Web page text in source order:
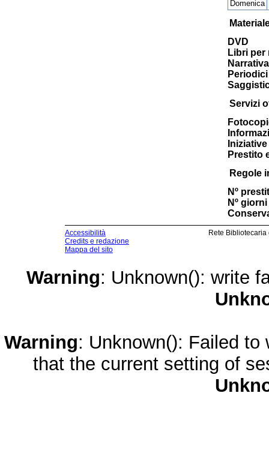
Domenica
DVD
Libri per
Narrativa
Servizi
Prestito
Regole
Nº
Nº
Accessibilità
Credits e redazione
Mappa del sito
Rete
Warning: Unknown(): write
Warning: Unknown(): Failed
that the current setting of